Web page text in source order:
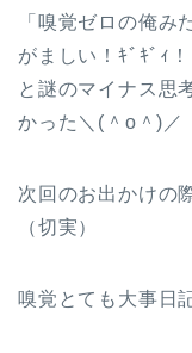
「嗅覚ゼロの俺み
がましい！ｷﾞｷﾞｨ！
と謎のマイナス思
かった＼(＾o＾)／
次回のお出かけの
（切実）
嗅覚とても大事日